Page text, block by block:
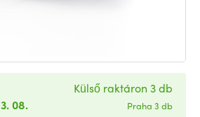
08.
Külső raktáron 3 db
Praha 3 db